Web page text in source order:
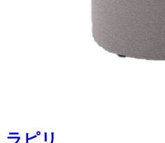
ラピリ